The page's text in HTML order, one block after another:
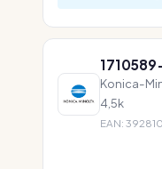
Konica-
4,5k
EAN: